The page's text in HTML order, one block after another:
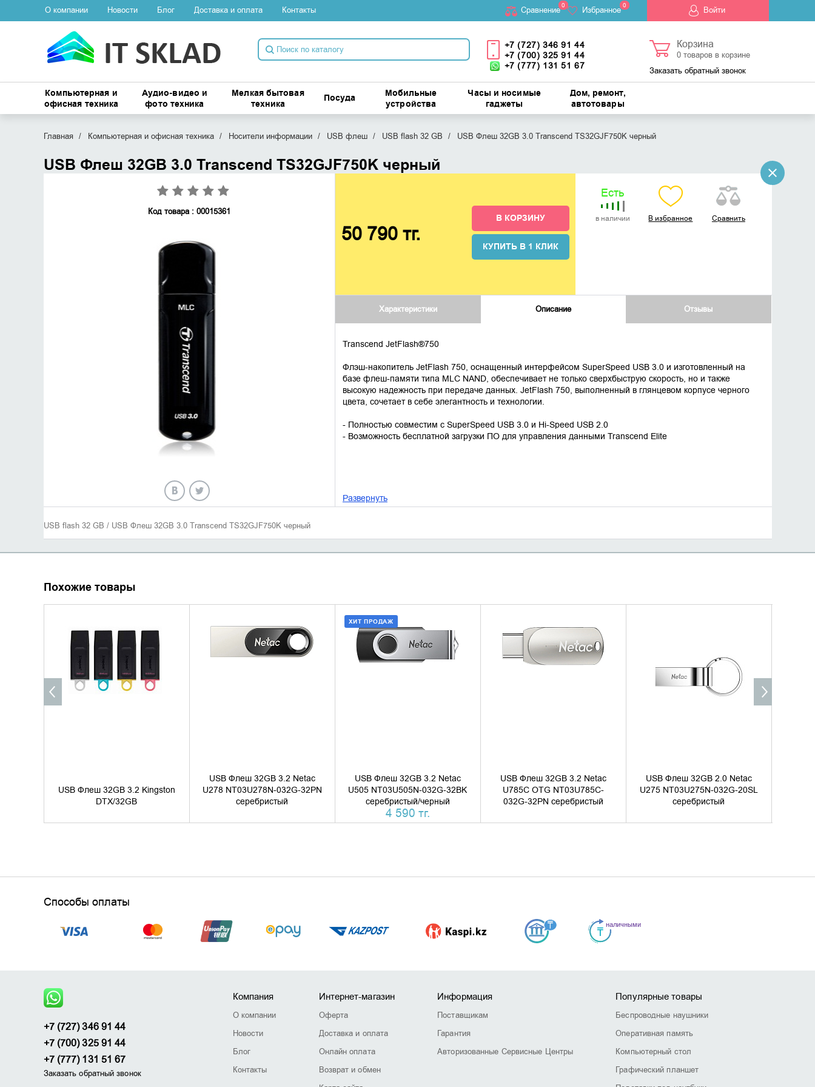
О компании Новости Блог Доставка и оплата Контакты Cравнение0 Избранное 0 Войти
+7 (727) 346 91 44
+7 (700) 325 91 44
+7 (777) 131 51 67
Корзина
0товаров в корзине
Заказать обратный звонок
Компьютерная и
офисная техника
Аудио-видео и
фото техника
Мелкая бытовая
техника
Посуда
Мобильные
устройства
Часы и носимые
гаджеты
Дом, ремонт,
автотовары
Главная Компьютерная и офисная техника Носители информации USB флеш USB flash 32 GB USB Флеш 32GB 3.0 Transcend TS32GJF750K черный
USB Флеш 32GB 3.0 Transcend TS32GJF750K черный
Код товара : 00015361
50 790 тг.
В КОРЗИНУ
КУПИТЬ В 1 КЛИК
Есть
в наличии В избранное Сравнить
Характеристики Описание Отзывы
Transcend JetFlash®750
Флэш-накопитель JetFlash 750, оснащенный интерфейсом SuperSpeed USB 3.0 и изготовленный на
базе флеш-памяти типа MLC NAND, обеспечивает не только сверхбыструю скорость, но и также
высокую надежность при передаче данных. JetFlash 750, выполненный в глянцевом корпусе черного
цвета, сочетает в себе элегантность и технологии.
- Полностью совместим с SuperSpeed USB 3.0 и Hi-Speed USB 2.0
- Возможность бесплатной загрузки ПО для управления данными Transcend Elite
Развернуть
USB flash 32 GB / USB Флеш 32GB 3.0 Transcend TS32GJF750K черный
Похожие товары
USB Флеш 32GB 3.2 Kingston
DTX/32GB
УТОЧНИТЬ НАЛИЧИЕ
USB Флеш 32GB 3.2 Netac
U278 NT03U278N-032G-32PN
серебристый
УТОЧНИТЬ НАЛИЧИЕ
USB Флеш 32GB 3.2 Netac
U505 NT03U505N-032G-32BK
серебристый/черный
4 590 тг.
ХИТ ПРОДАЖ
ДОБАВИТЬ В КОРЗИНУ
USB Флеш 32GB 3.2 Netac
U785C OTG NT03U785C-
032G-32PN серебристый
УТОЧНИТЬ НАЛИЧИЕ
USB Флеш 32GB 2.0 Netac
U275 NT03U275N-032G-20SL
серебристый
Способы оплаты
+7 (727) 346 91 44
+7 (700) 325 91 44
+7 (777) 131 51 67
Заказать обратный звонок
Компания
О компании
Новости
Блог
Контакты
Интернет-магазин
Оферта
Доставка и оплата
Онлайн оплата
Возврат и обмен
Информация
Поставщикам
Гарантия
Авторизованные Сервисные Центры
Популярные товары
Беспроводные наушники
Оперативная память
Компьютерный стол
Графический планшет